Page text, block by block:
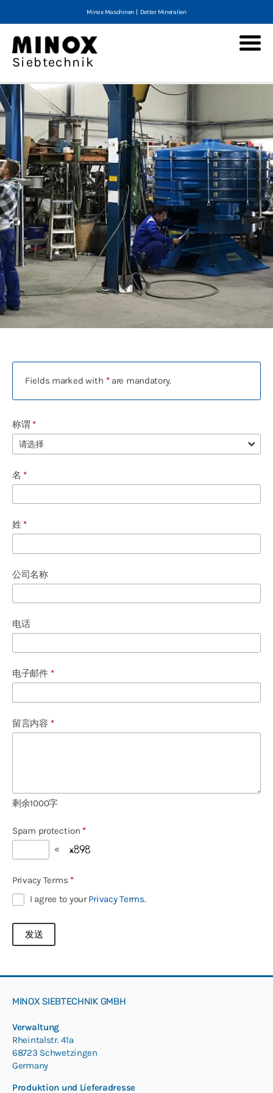
Minox Maschinen | Detter Mineralien
Siebtechnik
Fields marked with *are mandatory.
称谓 *
名 *
姓 *
公司名称
电话
电子邮件 *
留言内容 *
剩余1000字
Spam protection *
«
Privacy Terms *
I agree to yourPrivacy Terms.
MINOX SIEBTECHNIK GMBH
Verwaltung
Rheintalstr. 41a
68723 Schwetzingen
Germany
Produktion und Lieferadresse
Minox Tumbler screening machines
产品种类
MTS
MTS-V
MTS-V2
MLS 200
服务及备件
筛分产品问卷调查
筛分产品问卷调查
联系表
Deutsch